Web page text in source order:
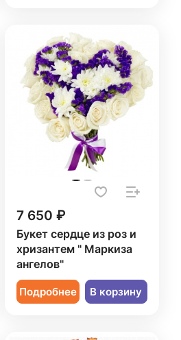
7 650 ₽
Букет сердце из роз и
хризантем " Маркиза
ангелов"
Подробнее В корзину